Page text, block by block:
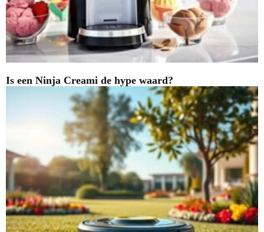
Is een Ninja Creami de hype waard?